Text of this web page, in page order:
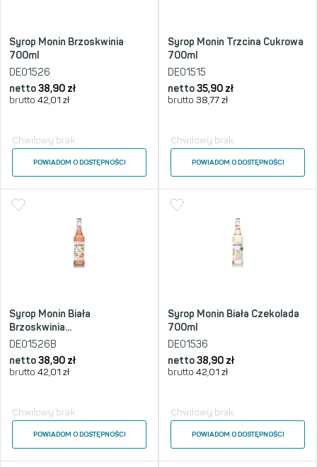
Syrop Monin Brzoskwinia
700ml
DE01526
netto38,90 zł
brutto 42,01 zł
Chwilowy brak
POWIADOM O DOSTĘPNOŚCI
Syrop Monin Trzcina Cukrowa
700ml
DE01515
netto35,90 zł
brutto 38,77 zł
Chwilowy brak
POWIADOM O DOSTĘPNOŚCI
Syrop Monin Biała
Brzoskwinia...
DE01526B
netto38,90 zł
brutto 42,01 zł
Chwilowy brak
POWIADOM O DOSTĘPNOŚCI
Syrop Monin Biała Czekolada
700ml
DE01536
netto38,90 zł
brutto 42,01 zł
Chwilowy brak
POWIADOM O DOSTĘPNOŚCI